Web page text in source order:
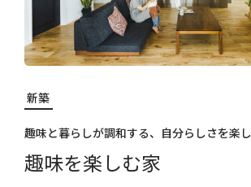
新築
趣味と暮らしが調和する、自分らしさを楽し
趣味を楽しむ家